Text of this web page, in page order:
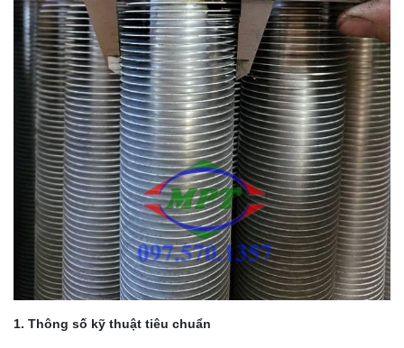
1. Thông số kỹ thuật tiêu chuẩn